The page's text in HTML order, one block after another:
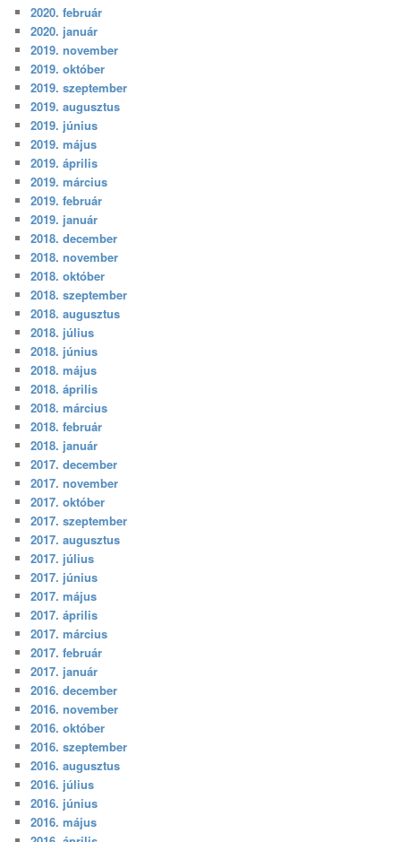
2020. február
2020. január
2019. november
2019. október
2019. szeptember
2019. augusztus
2019. június
2019. május
2019. április
2019. március
2019. február
2019. január
2018. december
2018. november
2018. október
2018. szeptember
2018. augusztus
2018. július
2018. június
2018. május
2018. április
2018. március
2018. február
2018. január
2017. december
2017. november
2017. október
2017. szeptember
2017. augusztus
2017. július
2017. június
2017. május
2017. április
2017. március
2017. február
2017. január
2016. december
2016. november
2016. október
2016. szeptember
2016. augusztus
2016. július
2016. június
2016. május